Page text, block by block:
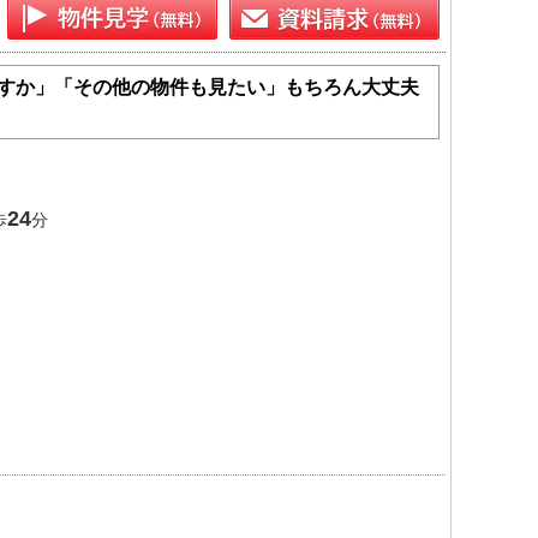
か」「その他の物件も見たい」もちろん大丈夫
24分